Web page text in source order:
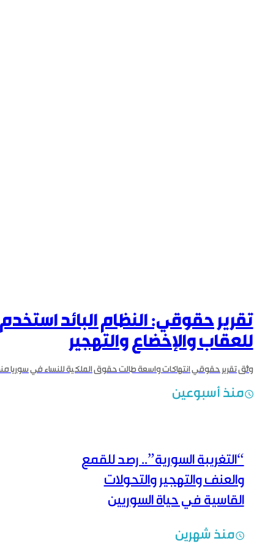
تقرير حقوقي: النظام البائد
للعقاب والإخضاع والتهجير
منذ أسبوعين
“التغريبة السورية”.. رصد للقمع
والعنف والتهجير والتحولات
القاسية في حياة السوريين
منذ شهرين